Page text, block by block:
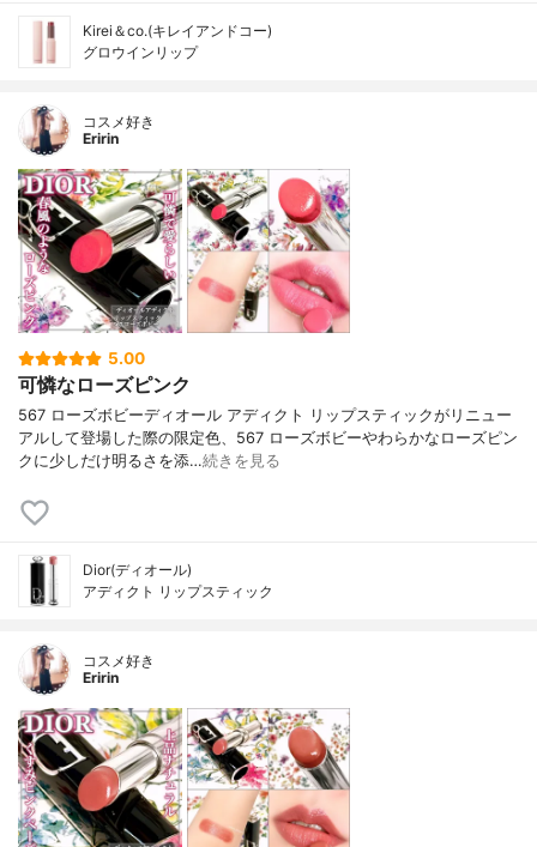
Kirei＆co.(キレイアンドコー)
グロウインリップ
コスメ好き
Eririn
5.00
可憐なローズピンク
567 ローズボビーディオール アディクト リップスティックがリニュー
アルして登場した際の限定色、567 ローズボビーやわらかなローズピン
クに少しだけ明るさを添…続きを見る
Dior(ディオール)
アディクト リップスティック
コスメ好き
Eririn